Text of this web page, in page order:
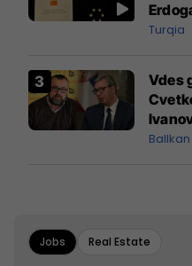
një
Turqia
Vdes
Ballkan
Jobs Real Estate